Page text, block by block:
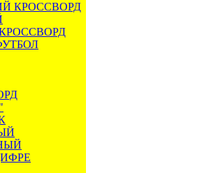
КРОССВОРД